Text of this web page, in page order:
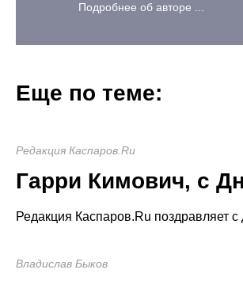
Подробнее об авторе ...
Еще по теме:
Редакция Каспаров.Ru
Гарри Кимович, с
Редакция Каспаров.Ru поздравляет
Владислав Быков